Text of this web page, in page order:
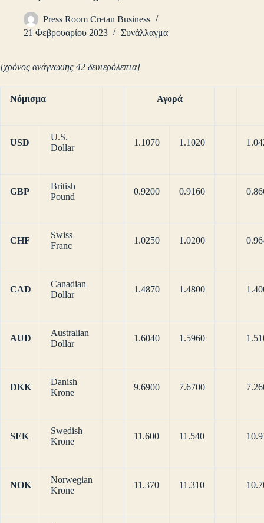
Press Room Cretan Business
21 Φεβρουαρίου 2023
Συνάλλαγμα
[χρόνος ανάγνωσης 42 δευτερόλεπτα]
Νόμισμα Αγορά
USD
U.S.
Dollar
1.1070 1.1020
GBP
British
Pound
0.9200 0.9160
CHF
Swiss
Franc
1.0250 1.0200
CAD
Canadian
Dollar
1.4870 1.4800
AUD
Australian
Dollar
1.6040 1.5960
DKK
Danish
Krone
9.6900 7.6700
SEK
Swedish
Krone
11.600 11.540
NOK
Norwegian
Krone
11.370 11.310